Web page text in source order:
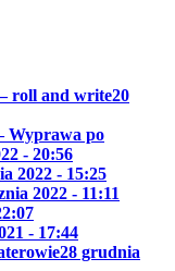
roll and write20
Wyprawa po
- 20:56
2022 - 15:25
2022 - 11:11
- 17:44
28 grudnia